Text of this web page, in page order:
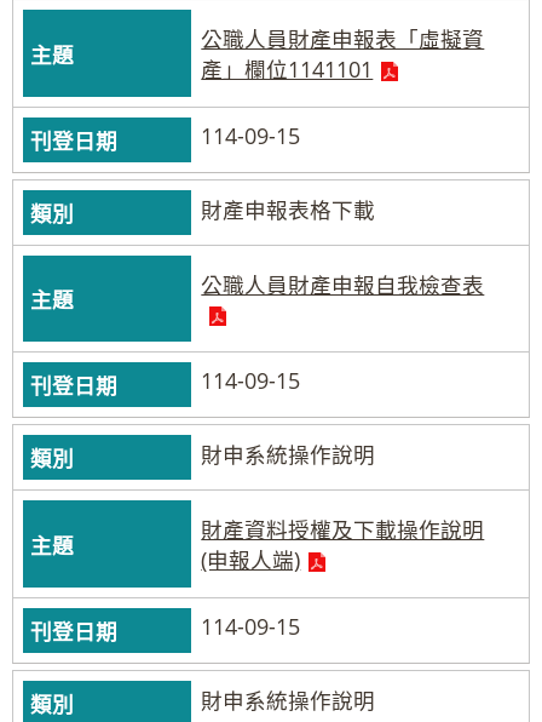
公職人員財產申報表「虛擬資
產」欄位1141101
114-09-15
財產申報表格下載
公職人員財產申報自我檢查表
114-09-15
財申系統操作說明
財產資料授權及下載操作說明
(申報人端)
114-09-15
財申系統操作說明